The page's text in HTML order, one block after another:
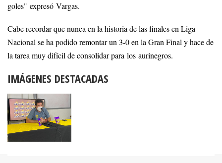
goles" expresó Vargas.
Cabe recordar que nunca en la historia de las finales en Liga
Nacional se ha podido remontar un 3-0 en la Gran Final y hace de
la tarea muy difícil de consolidar para los aurinegros.
IMÁGENES DESTACADAS